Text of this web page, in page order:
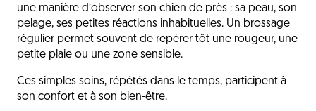
une manière d’observer son chien de près : sa peau, son
pelage, ses petites réactions inhabituelles. Un brossage
régulier permet souvent de repérer tôt une rougeur, une
petite plaie ou une zone sensible.
Ces simples soins, répétés dans le temps, participent à
son confort et à son bien-être.